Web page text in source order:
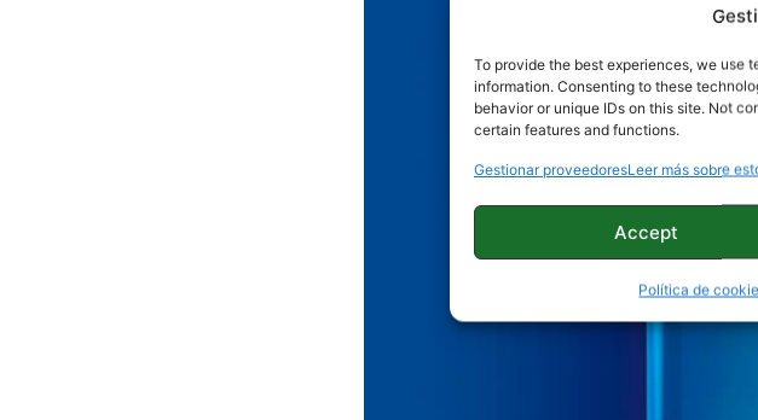
To provide the best experiences, we use
information. Consenting to these
behavior or unique IDs on this site. Not
certain features and functions.
Gestionar proveedoresLeer más sobre
Accept
Política de